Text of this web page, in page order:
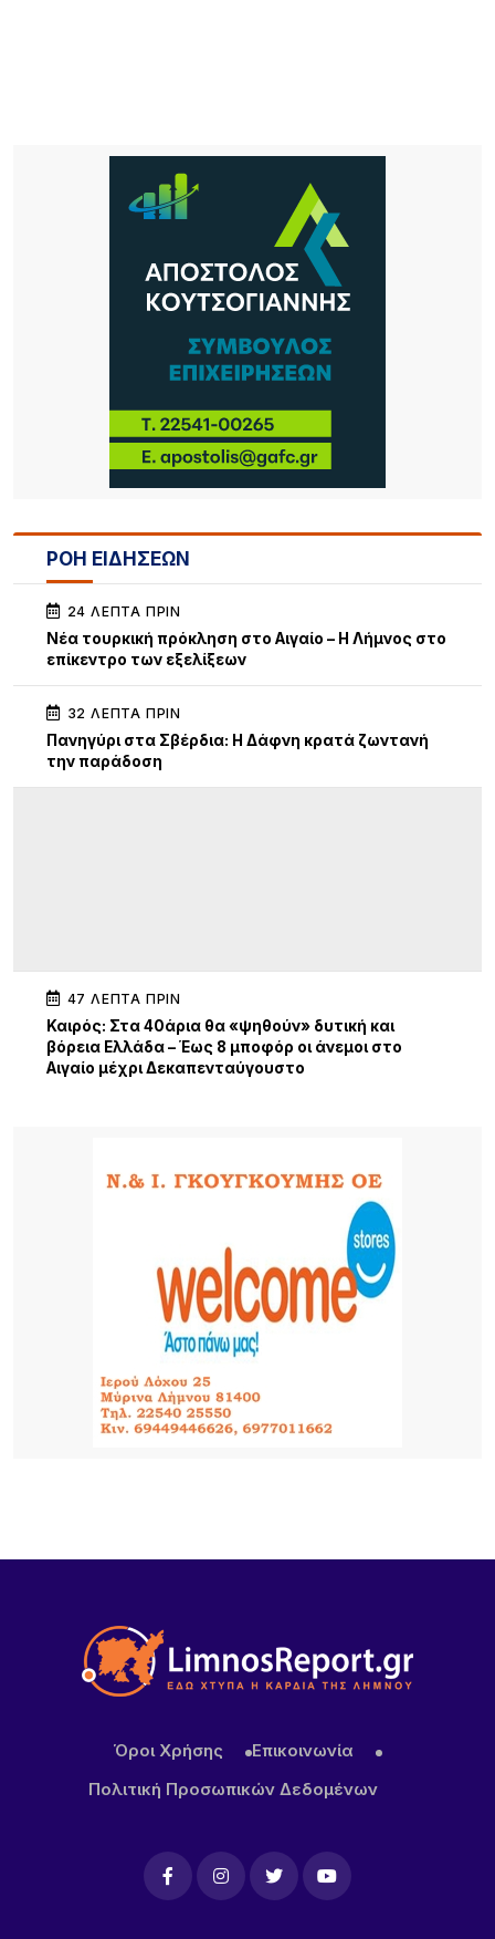
ΡΟΗ ΕΙΔΗΣΕΩΝ
24 ΛΕΠΤΆ ΠΡΙΝ
Νέα τουρκική πρόκληση στο Αιγαίο – Η Λήμνος στο
επίκεντρο των εξελίξεων
32 ΛΕΠΤΆ ΠΡΙΝ
Πανηγύρι στα Σβέρδια: Η Δάφνη κρατά ζωντανή
την παράδοση
47 ΛΕΠΤΆ ΠΡΙΝ
Καιρός: Στα 40άρια θα «ψηθούν» δυτική και
βόρεια Ελλάδα – Έως 8 μποφόρ οι άνεμοι στο
Αιγαίο μέχρι Δεκαπενταύγουστο
Αιγαίο: Νέες ξενοδοχειακές επενδύσεις σε Λήμνο,
Λέσβο και Σάμο, από πολυτελή resorts μέχρι
17 ΏΡΕΣ ΠΡΙΝ
Κορυφώνεται το κύμα αφίξεων στη Λήμνο –
Γεμάτα τα πλοία, ξεκινά η μεγάλη έξοδος του
Δεκαπενταύγουστου
18 ΏΡΕΣ ΠΡΙΝ
15 Χρόνια «Μακαρόνες στσ’
Αγκαρυώνες».Σάββατο 8 Αυγούστου,
Όροι Χρήσης
Επικοινωνία
Πολιτική Προσωπικών Δεδομένων